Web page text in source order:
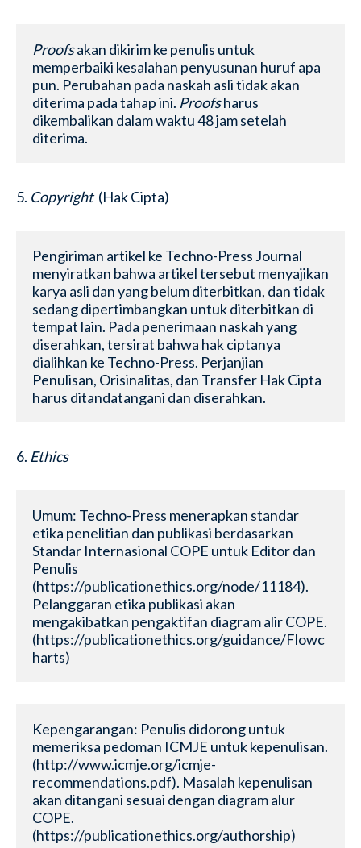
Proofs akan dikirim ke penulis untuk
memperbaiki kesalahan penyusunan huruf apa
pun. Perubahan pada naskah asli tidak akan
diterima pada tahap ini. Proofs harus
dikembalikan dalam waktu 48 jam setelah
diterima.
5. Copyright (Hak Cipta)
Pengiriman artikel ke Techno-Press Journal
menyiratkan bahwa artikel tersebut menyajikan
karya asli dan yang belum diterbitkan, dan tidak
sedang dipertimbangkan untuk diterbitkan di
tempat lain. Pada penerimaan naskah yang
diserahkan, tersirat bahwa hak ciptanya
dialihkan ke Techno-Press. Perjanjian
Penulisan, Orisinalitas, dan Transfer Hak Cipta
harus ditandatangani dan diserahkan.
6. Ethics
Umum: Techno-Press menerapkan standar
etika penelitian dan publikasi berdasarkan
Standar Internasional COPE untuk Editor dan
Penulis
(https://publicationethics.org/node/11184).
Pelanggaran etika publikasi akan
mengakibatkan pengaktifan diagram alir COPE.
(https://publicationethics.org/guidance/Flowc
harts)
Kepengarangan: Penulis didorong untuk
memeriksa pedoman ICMJE untuk kepenulisan.
(http://www.icmje.org/icmje-
recommendations.pdf). Masalah kepenulisan
akan ditangani sesuai dengan diagram alur
COPE.
(https://publicationethics.org/authorship)